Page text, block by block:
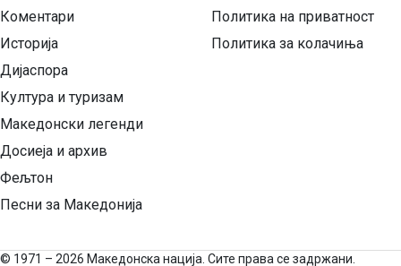
Коментари
Историја
Дијаспора
Култура и туризам
Македонски легенди
Досиеја и архив
Фељтон
Песни за Македонија
Политика на приватност
Политика за колачиња
© 1971 – 2026 Македонска нација. Сите права се задржани.